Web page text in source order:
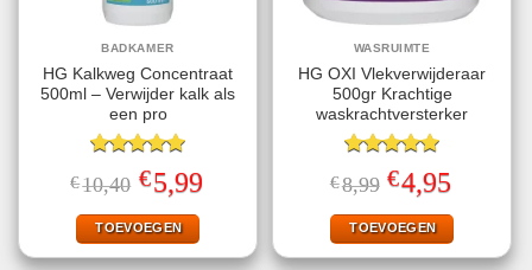
BADKAMER
HG Kalkweg Concentraat
500ml – Verwijder kalk als
een pro
Gewaardeerd
5.00uit 5
€10,40 Oorspronkelijke
prijs
was:
€10,40.
€5,99Huidige
prijs
TOEVOEGEN
WASRUIMTE
HG OXI Vlekverwijderaar
500gr Krachtige
waskrachtversterker
Gewaardeerd
5.00uit 5
€8,99 Oorspronkelijke
prijs
was:
€8,99.
€4,95
is:
€4,95.
TOEVOEGEN